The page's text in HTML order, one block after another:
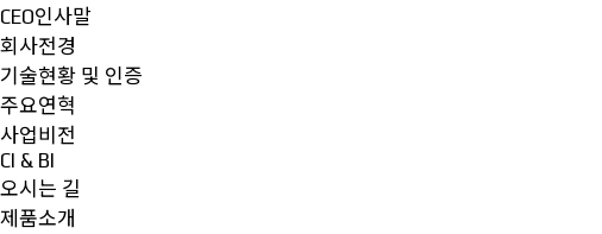
CEO인사말
회사전경
기술현황 및 인증
주요연혁
사업비전
CI & BI
오시는 길
제품소개